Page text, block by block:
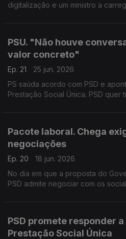
digitalização e um ministro a
PSU. "Não houve
valor concreto"
Ep. 21
25 jun. 2026
PS saúda acordo com PSD e
Prestação Social Única. PSD quer
Pacote laboral. Chega
negociações
Ep. 20
18 jun. 2026
No dia em que a proposta do
PSD admite negociar com os
PSD promete responder
Prestação Social Única